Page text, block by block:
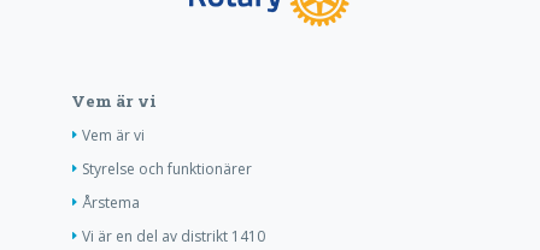
Vem är vi
Vem är vi
Styrelse och funktionärer
Årstema
Vi är en del av distrikt 1410